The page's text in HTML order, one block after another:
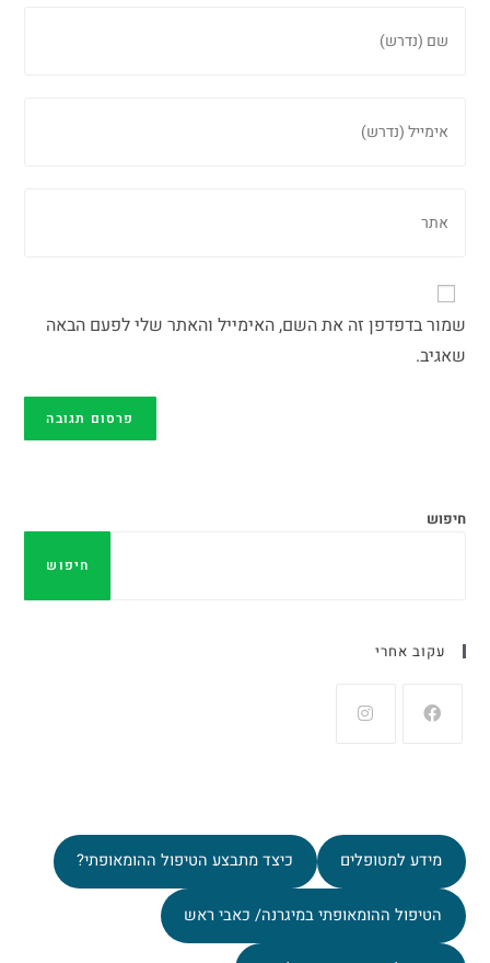
שמור בדפדפן זה את השם, האימייל והאתר שלי לפעם הבאה
שאגיב.
חיפוש
חיפוש
עקוב אחרי
מידע למטופלים כיצד מתבצע הטיפול ההומאופתי?
הטיפול ההומאופתי במיגרנה/ כאבי ראש